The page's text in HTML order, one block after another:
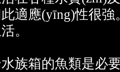
適應(yīng)性很強
。
合水族箱的魚類是